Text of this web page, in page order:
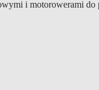
i motorowerami do